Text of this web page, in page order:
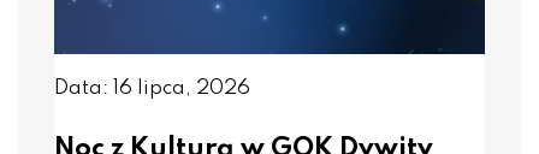
Data: 16 lipca, 2026